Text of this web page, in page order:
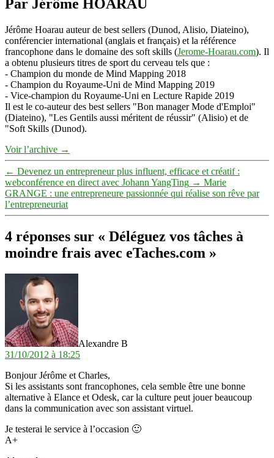
Par Jérôme HOARAU
Jérôme Hoarau auteur de best sellers (Dunod, Alisio, Diateino),
conférencier international (anglais et français) et la référence
francophone dans le domaine des soft skills (Jerome-Hoarau.com). Il
a obtenu plusieurs titres de sport du cerveau tels que :
- Champion du monde de Mind Mapping 2018
- Champion du Royaume-Uni de Mind Mapping 2019
- Vice-champion du Royaume-Uni en Lecture Rapide 2019
Il est le co-auteur des best sellers "Bon manager Mode d'Emploi"
(Diateino), "Les Gentils aussi méritent de réussir" (Alisio) et de
"Soft Skills (Dunod).
Voir l’archive →
← Devenez un entrepreneur plus influent, efficace et créatif :
webconférence en direct avec Johann YangTing → Marie
GRANGE : une entrepreneure passionnée qui réalise son rêve par
l’entrepreneuriat
4 réponses sur « Déléguez vos tâches à
moindre frais avec eTaches.com »
Alexandre B
31/10/2012 à 18:25
Bonjour Jérôme et Charles,
Si les assistants sont francophones, cela semble être une bonne
alternative à Elance et Odesk, car la culture peut jouer beaucoup
dans la communication avec son assistant virtuel.
Je testerai le service à l’occasion 🙂
A+